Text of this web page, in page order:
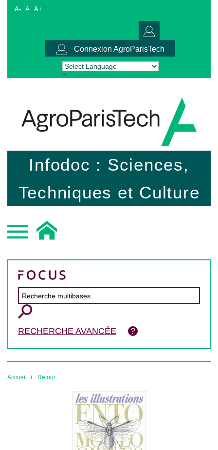
A- A A+
Connexion AgroParisTech
Powered by Translate
Infodoc : Sciences,
Techniques et Culture
RECHERCHE AVANCÉE
Accueil Retour